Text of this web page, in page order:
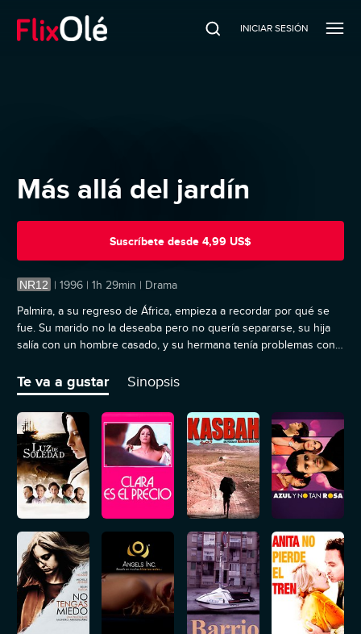
INICIAR SESIÓN
Más allá del jardín
Suscríbete desde 4,99 US$
NR12 | 1996 | 1h 29min | Drama
Palmira, a su regreso de África, empieza a recordar por qué se
fue. Su marido no la deseaba pero no quería separarse, su hija
salía con un hombre casado, y su hermana tenía problemas con
Te va a gustar Sinopsis